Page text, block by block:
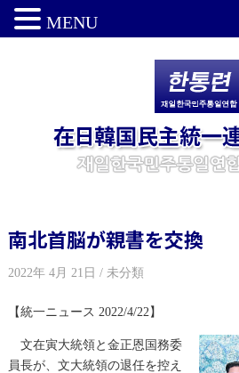
南北首脳が親書を交換
2022年 4月 21日 / 未分類
【統一ニュース 2022/4/22】
文在寅大統領と金正恩国務委
員長が、文大統領の退任を控え
MENU